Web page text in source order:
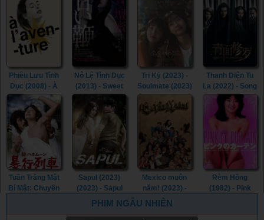
Cage (1986)
Butterfly (2023)
Called Otto
(2022)
Phiêu Lưu Tình
Dục (2008) - À
l’aventure
(2008)
Nô Lệ Tình Dục
(2013) - Sweet
Tri Kỷ (2023) -
Soulmate (2023)
Thanh Diện Tu
La (2022) - Song
of the
Assassins
(2022)
Tuần Trăng Mật
Bí Mật: Chuyến
Sapul (2023)
(2023) - Sapul
(2023) (2023)
Mexico muôn
năm! (2023) -
¡Que Viva
Rèm Hồng
(1982) - Pink
PHIM NGẪU NHIÊN